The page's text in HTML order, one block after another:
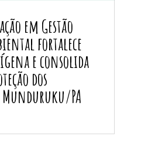
em Gestão
fortalece
e consolida
dos
PA